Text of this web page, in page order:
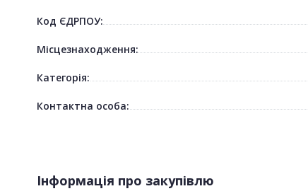
Код ЄДРПОУ:
Місцезнаходження:
Категорія:
Контактна особа:
Інформація про закупівлю